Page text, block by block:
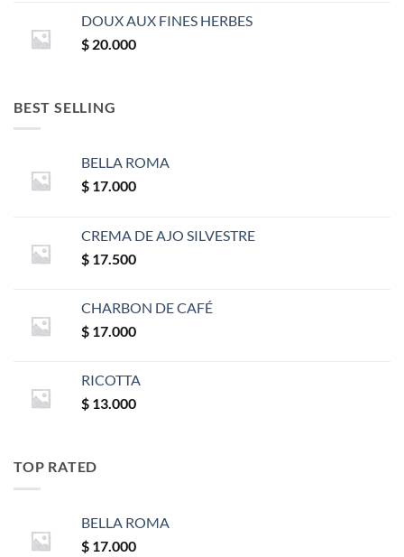
DOUX AUX FINES HERBES
$ 20.000
BEST SELLING
BELLA ROMA
$ 17.000
CREMA DE AJO SILVESTRE
$ 17.500
CHARBON DE CAFÉ
$ 17.000
RICOTTA
$ 13.000
TOP RATED
BELLA ROMA
$ 17.000